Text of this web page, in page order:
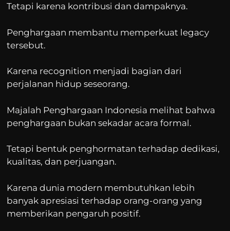
Tetapi karena kontribusi dan dampaknya.
Penghargaan membantu memperkuat legacy
tersebut.
Karena recognition menjadi bagian dari
perjalanan hidup seseorang.
Majalah Penghargaan Indonesia melihat bahwa
penghargaan bukan sekadar acara formal.
Tetapi bentuk penghormatan terhadap dedikasi,
kualitas, dan perjuangan.
Karena dunia modern membutuhkan lebih
banyak apresiasi terhadap orang-orang yang
memberikan pengaruh positif.